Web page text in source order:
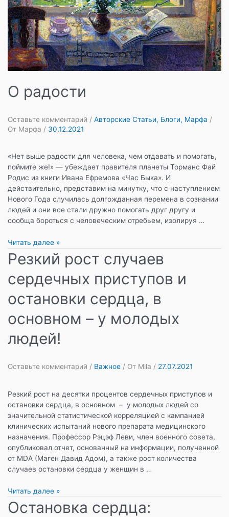
О радости
Оставьте комментарий / Авторские Статьи, Блоги, Марфа /
От Марфа / 30.12.2021
«Нет выше радости для человека, чем отдавать и помогать,
поймите же!» — убеждает правителя планеты Торманс Фай
Родис из книги Ивана Ефремова «Час Быка». И
действительно, представим на минутку, что с наступлением
Нового Года случилась долгожданная перемена в сознании
людей и они все стали дружно помогать друг другу и
сообща бороться с человеческим отребьем, изолируя …
О
радости
Читать далее »
Резкий рост случаев
сердечных приступов и
остановки сердца, в
основном – у молодых
людей!
Оставьте комментарий / Важное / От Mila / 27.07.2021
Резкий рост на десятки процентов сердечных приступов и
остановки сердца, в основном – у молодых людей со
значительной статистической корреляцией с кампанией
клинических испытаний нового препарата медицинского
назначения. Профессор Рэцэф Леви, член военного совета,
опубликовал отчет, основанный на информации, полученной
от MDA (Маген Давид Адом), а также рост количества
случаев остановки сердца у женщин в …
Резкий
рост
случаев
Читать далее »
Остановка сердца: